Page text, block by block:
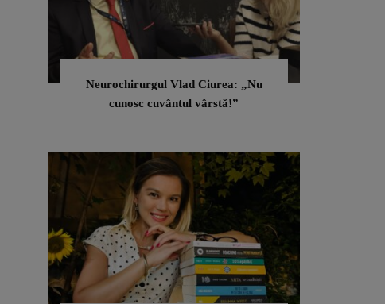
Neurochirurgul Vlad Ciurea: „Nu
cunosc cuvântul vârstă!”